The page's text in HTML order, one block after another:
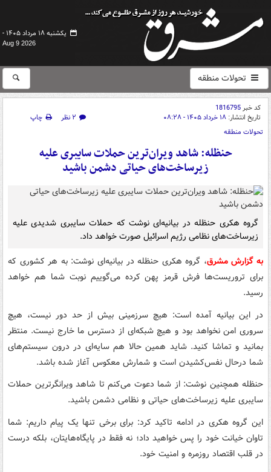
یکشنبه ۱۸ مرداد ۱۴۰۵ -
Aug 9 2026
تحولات منطقه
کد خبر1816795
تاریخ انتشار: ۱۸ خرداد ۱۴۰۵ - ۰۸:۲۸ ۲ نظر
چاپ
تحولات منطقه
حنظله: شاهد ویران‌ترین حملات سایبری علیه
زیرساخت‌های حیاتی دشمن باشید
گروه هکری حنظله در بیانیه‌ای نوشت که حملات سایبری شدیدی علیه
زیرساخت‌های نظامی رژیم اسرائیل صورت خواهد داد.
به گزارش مشرق، گروه هکری حنظله در بیانیه‌ای نوشت: به هر کشوری که
برای تروریست‌ها فرش قرمز پهن کرده می‌گوییم نوبت شما هم خواهد
رسید.
در این بیانیه آمده است: هیچ سرزمینی بیش از حد دور نیست، هیچ
سروری امن نخواهد بود و هیچ شبکه‌ای از دسترس ما خارج نیست. منتظر
بمانید و تماشا کنید. شاید همین حالا هم سایه‌ای در درون سیستم‌های
شما درحال نفس‌کشیدن است و شمارش معکوس آغاز شده باشد.
حنظله همچنین نوشت: از شما دعوت می‌کنم تا شاهد ویرانگرترین حملات
سایبری علیه زیرساخت‌های حیاتی و نظامی دشمن باشید.
این گروه هکری در ادامه تاکید کرد: برای برخی تنها یک پیام داریم: شما
تاوان خیانت خود را پس خواهید داد؛ نه فقط در پایگاه‌هایتان، بلکه درست
در قلب اقتصاد روزمره و امنیت خود.